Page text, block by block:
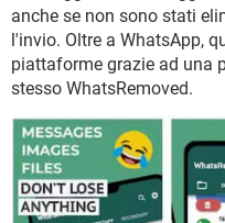
TIKTOK
HARDWARE
anche se non sono stati
l'invio. Oltre a WhatsApp,
piattaforme grazie ad una
stesso WhatsRemoved.